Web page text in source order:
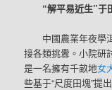
“解平易近生”于
中國農業年夜學
接各類挑釁。小院研
是一名擁有千畝地女
些基于“尺度田塊”提